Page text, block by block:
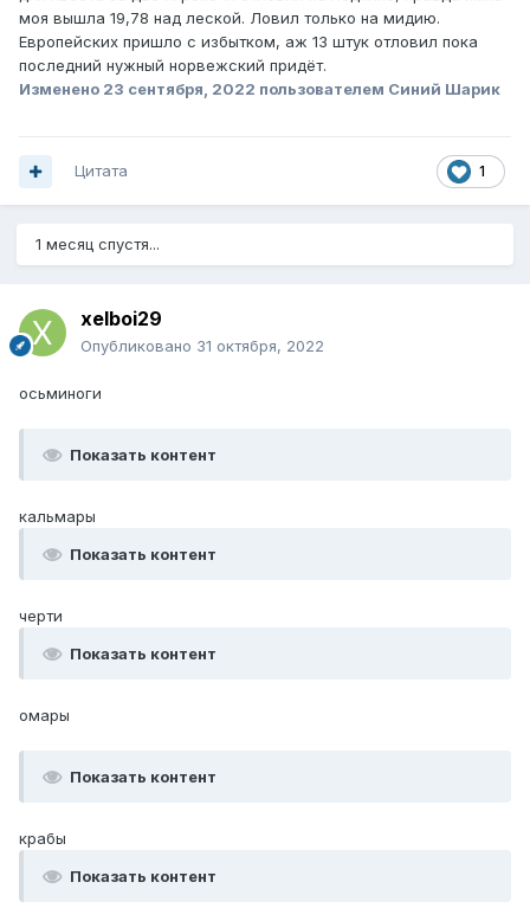
моя вышла 19,78 над леской. Ловил только на мидию.
Европейских пришло с избытком, аж 13 штук отловил пока
последний нужный норвежский придёт.
Изменено 23 сентября, 2022 пользователем Синий Шарик
1
Цитата
1 месяц спустя...
xelboi29
Опубликовано 31 октября, 2022
осьминоги
Показать контент
кальмары
Показать контент
черти
Показать контент
омары
Показать контент
крабы
Показать контент